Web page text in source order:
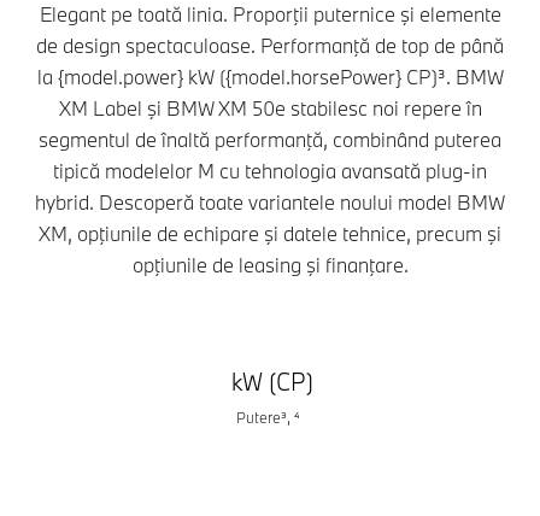
Elegant pe toată linia. Proporţii puternice şi elemente
de design spectaculoase. Performanţă de top de până
la {model.power} kW ({model.horsePower} CP)³. BMW
XM Label şi BMW XM 50e stabilesc noi repere în
segmentul de înaltă performanţă, combinând puterea
tipică modelelor M cu tehnologia avansată plug-in
hybrid. Descoperă toate variantele noului model BMW
XM, opţiunile de echipare şi datele tehnice, precum şi
opţiunile de leasing şi finanţare.
kW (CP)
Putere³, ⁴